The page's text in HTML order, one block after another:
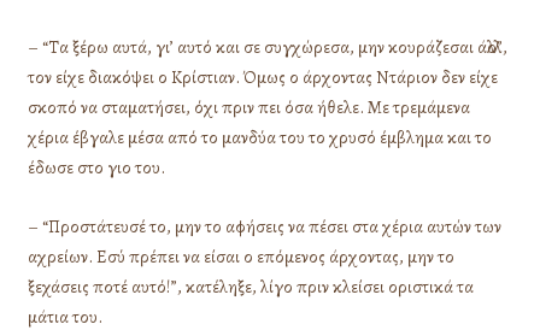
– “Τα ξέρω αυτά, γι’ αυτό και σε συγχώρεσα, μην κουράζεσαι άλλο”,
τον είχε διακόψει ο Κρίστιαν. Όμως ο άρχοντας Ντάριον δεν είχε
σκοπό να σταματήσει, όχι πριν πει όσα ήθελε. Με τρεμάμενα
χέρια έβγαλε μέσα από το μανδύα του το χρυσό έμβλημα και το
έδωσε στο γιο του.
– “Προστάτευσέ το, μην το αφήσεις να πέσει στα χέρια αυτών των
αχρείων. Εσύ πρέπει να είσαι ο επόμενος άρχοντας, μην το
ξεχάσεις ποτέ αυτό!”, κατέληξε, λίγο πριν κλείσει οριστικά τα
μάτια του.